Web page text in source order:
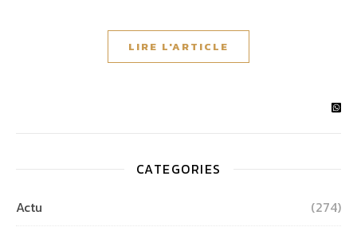
LIRE L'ARTICLE
CATEGORIES
Actu
(274)